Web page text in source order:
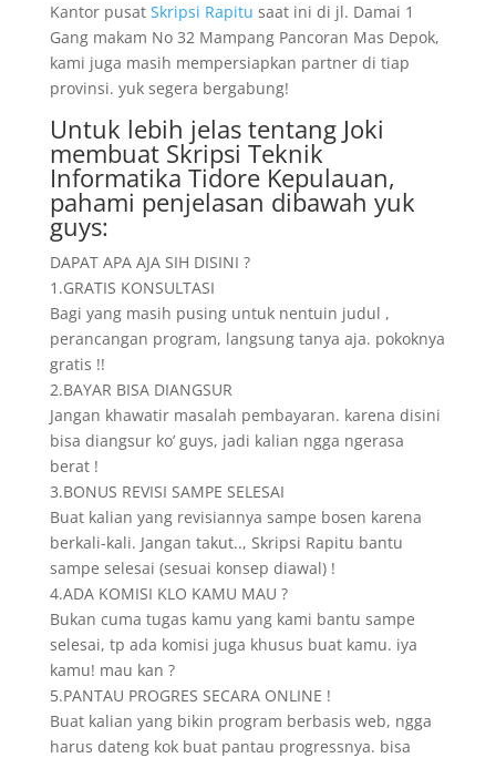
Kantor pusat Skripsi Rapitu saat ini di jl. Damai 1
Gang makam No 32 Mampang Pancoran Mas Depok,
kami juga masih mempersiapkan partner di tiap
provinsi. yuk segera bergabung!
Untuk lebih jelas tentang Joki
membuat Skripsi Teknik
Informatika Tidore Kepulauan,
pahami penjelasan dibawah yuk
guys:
DAPAT APA AJA SIH DISINI ?
1.GRATIS KONSULTASI
Bagi yang masih pusing untuk nentuin judul ,
perancangan program, langsung tanya aja. pokoknya
gratis !!
2.BAYAR BISA DIANGSUR
Jangan khawatir masalah pembayaran. karena disini
bisa diangsur ko’ guys, jadi kalian ngga ngerasa
berat !
3.BONUS REVISI SAMPE SELESAI
Buat kalian yang revisiannya sampe bosen karena
berkali-kali. Jangan takut.., Skripsi Rapitu bantu
sampe selesai (sesuai konsep diawal) !
4.ADA KOMISI KLO KAMU MAU ?
Bukan cuma tugas kamu yang kami bantu sampe
selesai, tp ada komisi juga khusus buat kamu. iya
kamu! mau kan ?
5.PANTAU PROGRES SECARA ONLINE !
Buat kalian yang bikin program berbasis web, ngga
harus dateng kok buat pantau progressnya. bisa